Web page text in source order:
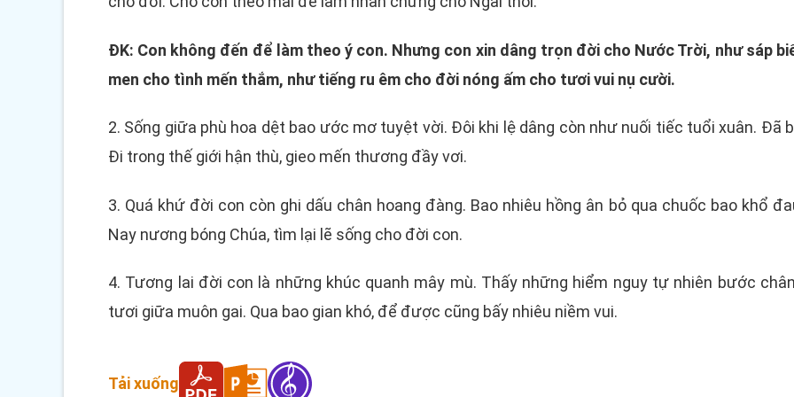
ĐK: Con không đến để làm theo ý con. Nhưng con xin dâng trọn đời cho Nước Trời, như sáp
men cho tình mến thắm, như tiếng ru êm cho đời nóng ấm cho tươi vui nụ cười.
2. Sống giữa phù hoa dệt bao ước mơ tuyệt vời. Đôi khi lệ dâng còn như nuối tiếc tuổi xuân. Đã
Đi trong thế giới hận thù, gieo mến thương đầy vơi.
3. Quá khứ đời con còn ghi dấu chân hoang đàng. Bao nhiêu hồng ân bỏ qua chuốc bao khổ
Nay nương bóng Chúa, tìm lại lẽ sống cho đời con.
4. Tương lai đời con là những khúc quanh mây mù. Thấy những hiểm nguy tự nhiên bước
tươi giữa muôn gai. Qua bao gian khó, để được cũng bấy nhiêu niềm vui.
Tải xuống